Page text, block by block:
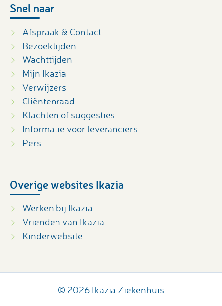
Snel naar
Afspraak & Contact
Bezoektijden
Wachttijden
Mijn Ikazia
Verwijzers
Cliëntenraad
Klachten of suggesties
Informatie voor leveranciers
Pers
Overige websites Ikazia
Werken bij Ikazia
Vrienden van Ikazia
Kinderwebsite
© 2026 Ikazia Ziekenhuis